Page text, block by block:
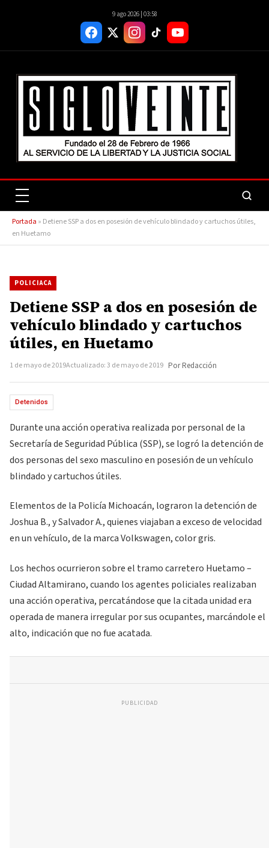
9 ago 2026 | 03:58
Portada » Detiene SSP a dos en posesión de vehículo blindado y cartuchos útiles,
en Huetamo
POLICIACA
Detiene SSP a dos en posesión de
vehículo blindado y cartuchos
útiles, en Huetamo
1 de mayo de 2019Actualizado: 3 de mayo de 2019 Por Redacción
Detenidos
Durante una acción operativa realizada por personal de la
Secretaría de Seguridad Pública (SSP), se logró la detención de
dos personas del sexo masculino en posesión de un vehículo
blindado y cartuchos útiles.
Elementos de la Policía Michoacán, lograron la detención de
Joshua B., y Salvador A., quienes viajaban a exceso de velocidad
en un vehículo, de la marca Volkswagen, color gris.
Los hechos ocurrieron sobre el tramo carretero Huetamo –
Ciudad Altamirano, cuando los agentes policiales realizaban
una acción operativa, percatándose que la citada unidad era
operada de manera irregular por sus ocupantes, marcándole el
alto, indicación que no fue acatada.
PUBLICIDAD